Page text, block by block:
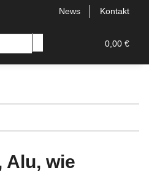
News Kontakt
0,00 €
Alu, wie